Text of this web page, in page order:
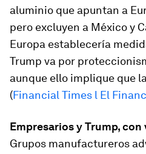
aluminio que apuntan a
pero excluyen a México y
Europa establecería
Trump va por
aunque ello implique que
(Financial Times l El
Empresarios y Trump,
Grupos manufactureros